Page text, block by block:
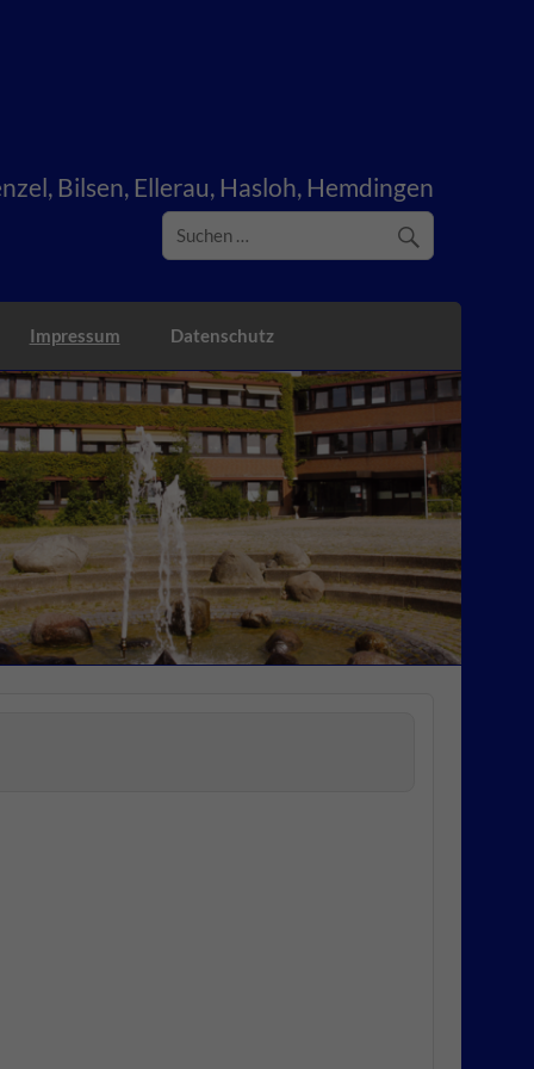
Bilsen, Ellerau, Hasloh, Hemdingen
Impressum Datenschutz